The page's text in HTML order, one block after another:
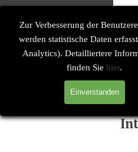
Zur Verbesserung der
werden statistische Daten
Analytics). Detailliertere
finden Sie hier.
Einverstanden
Direkt zum Seiteninhalt